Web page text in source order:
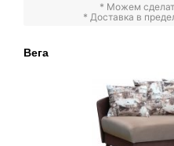
* Можем
* Доставка в
Вега